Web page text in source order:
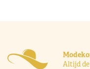
Altijd